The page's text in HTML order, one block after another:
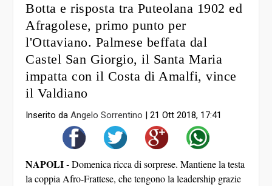
Botta e risposta tra Puteolana 1902 ed
Afragolese, primo punto per
l'Ottaviano. Palmese beffata dal
Castel San Giorgio, il Santa Maria
impatta con il Costa di Amalfi, vince
il Valdiano
Inserito daAngelo Sorrentino |21 Ott 2018, 17:41
NAPOLI -Domenica ricca di sorprese. Mantiene la testa
la coppia Afro-Frattese, che tengono la leadership grazie